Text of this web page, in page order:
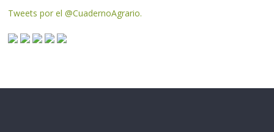
Tweets por el @CuadernoAgrario.